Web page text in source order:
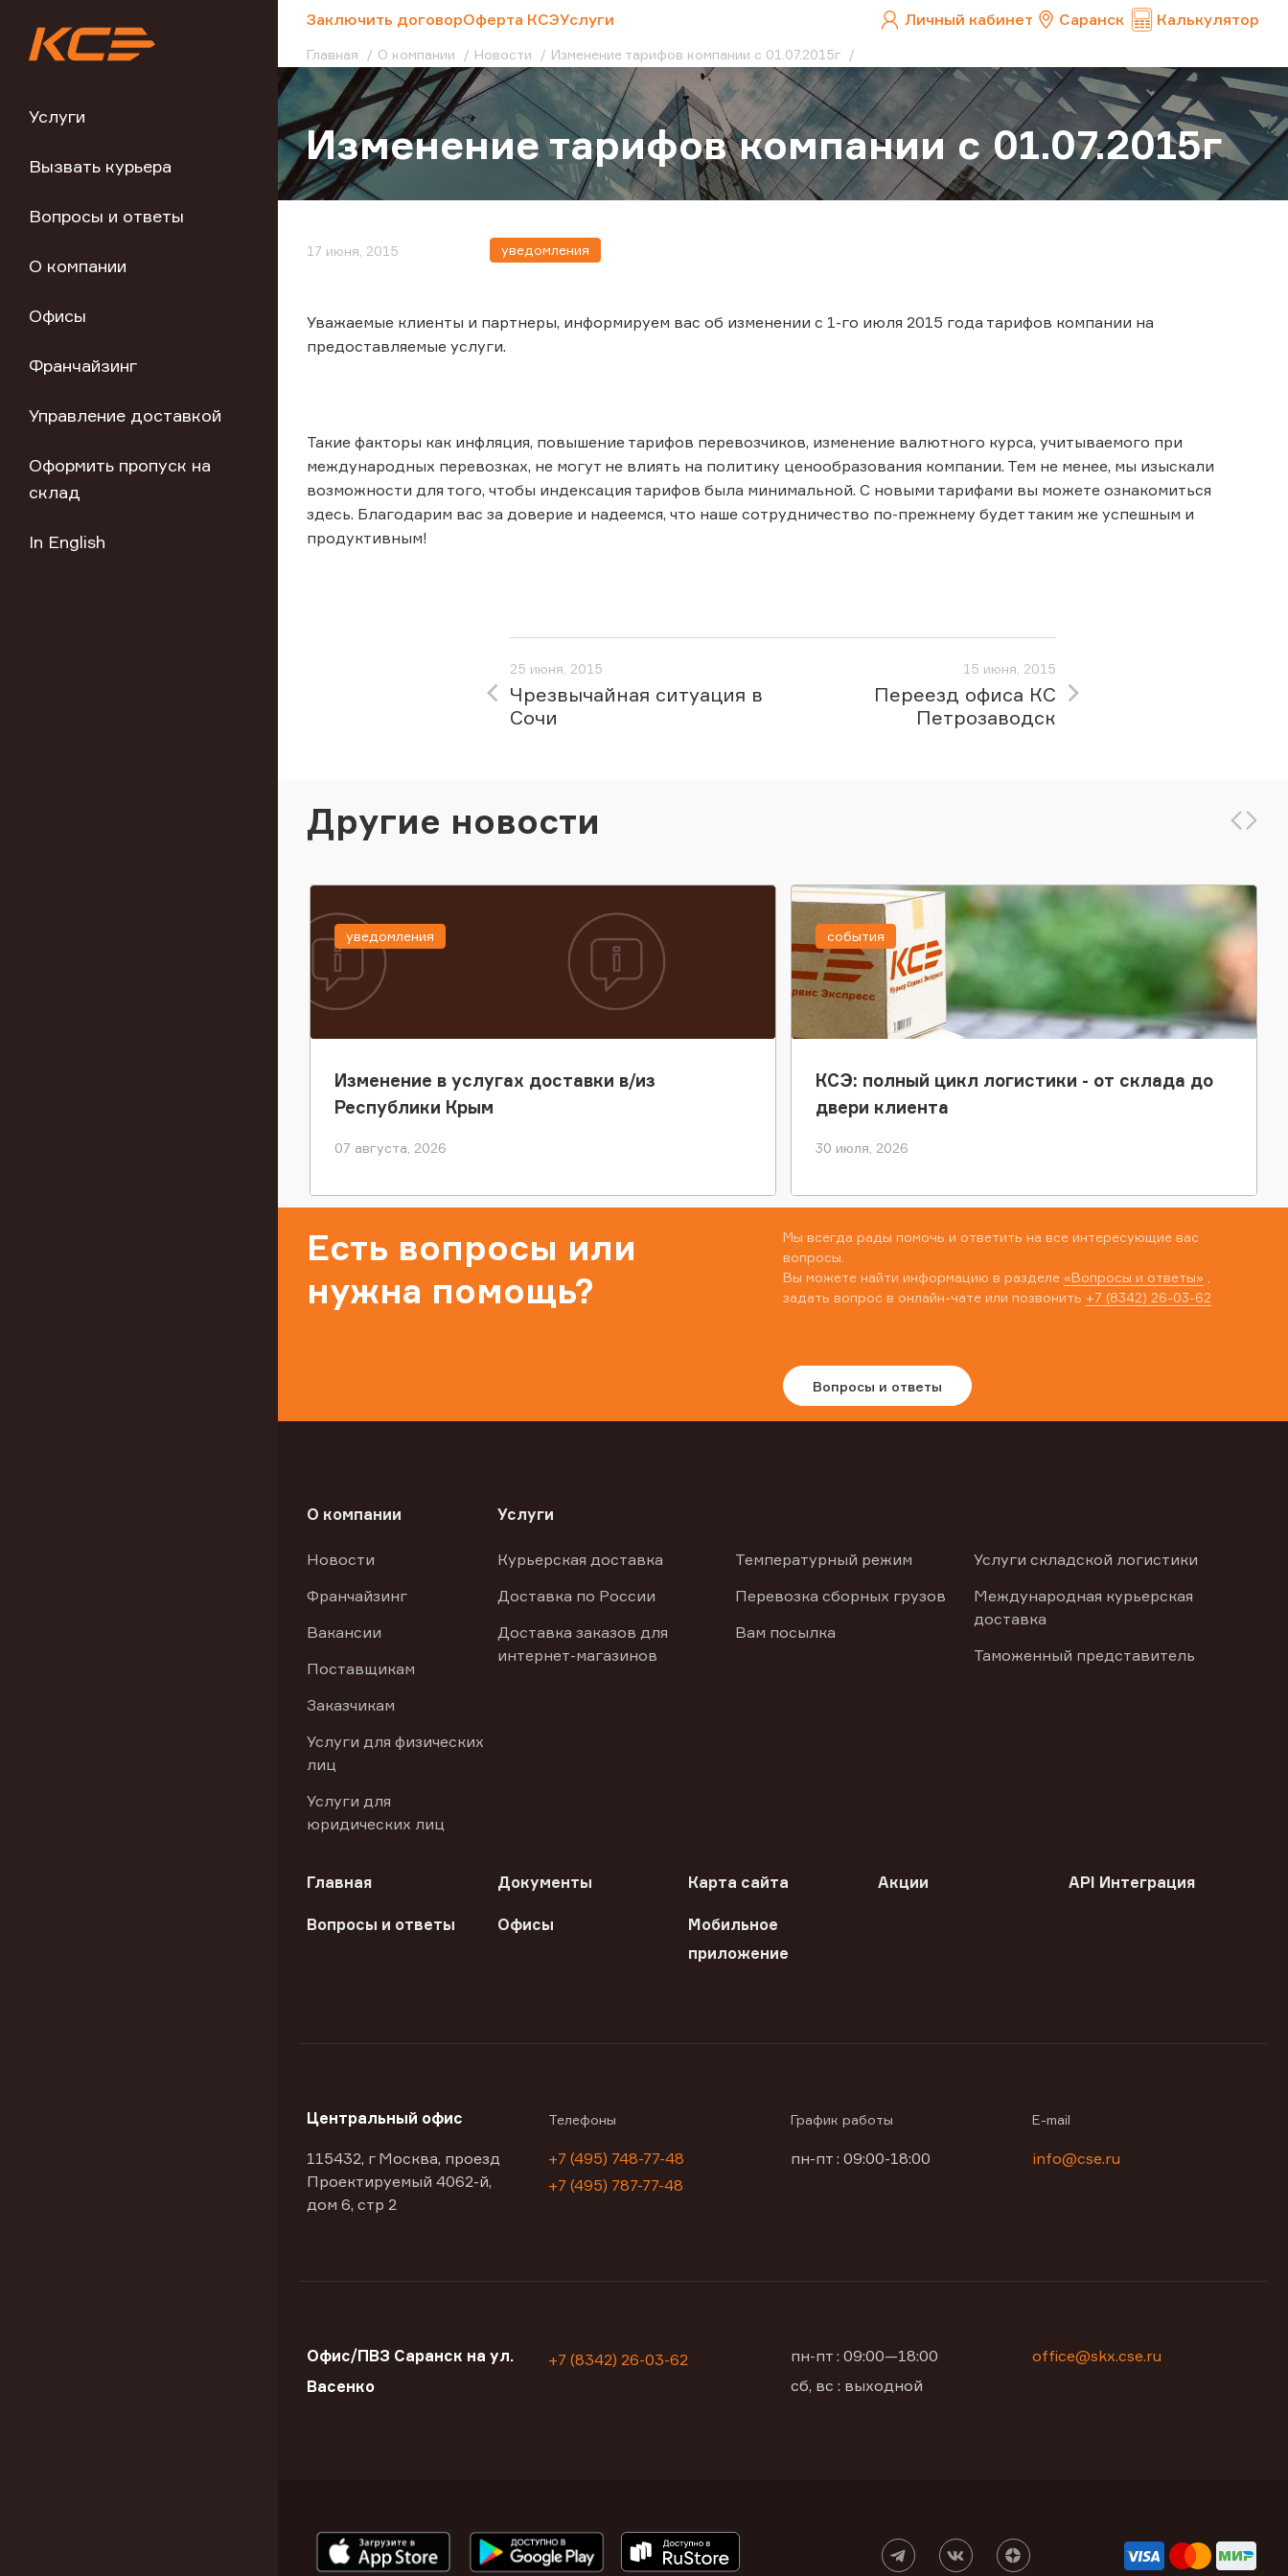
Услуги
Вызвать курьера
Вопросы и ответы
О компании
Офисы
Франчайзинг
Управление доставкой
Оформить пропуск на
склад
In English
Заключить договорОферта КСЭУслуги Личный кабинет Саранск Калькулятор
Главная О компании Новости Изменение тарифов компании с 01.07.2015г
Изменение тарифов компании с 01.07.2015г
17 июня, 2015 уведомления
Уважаемые клиенты и партнеры, информируем вас об изменении с 1-го июля 2015 года тарифов компании на
предоставляемые услуги.
Такие факторы как инфляция, повышение тарифов перевозчиков, изменение валютного курса, учитываемого при
международных перевозках, не могут не влиять на политику ценообразования компании. Тем не менее, мы изыскали
возможности для того, чтобы индексация тарифов была минимальной. С новыми тарифами вы можете ознакомиться
здесь. Благодарим вас за доверие и надеемся, что наше сотрудничество по-прежнему будет таким же успешным и
продуктивным!
25 июня, 2015
Чрезвычайная ситуация в
Сочи
15 июня, 2015
Переезд офиса КС
Петрозаводск
Другие новости
Изменение в услугах доставки в/из
Республики Крым
07 августа, 2026
уведомления
КСЭ: полный цикл логистики - от склада до
двери клиента
30 июля, 2026
события
Есть вопросы или
нужна помощь?
Мы всегда рады помочь и ответить на все интересующие вас
вопросы.
Вы можете найти информацию в разделе «Вопросы и ответы»
задать вопрос в онлайн-чате или позвонить +7 (8342) 26-03-62
Вопросы и ответы
О компании
Новости
Франчайзинг
Вакансии
Поставщикам
Заказчикам
Услуги для физических
лиц
Услуги для
юридических лиц
Услуги
Курьерская доставка
Доставка по России
Доставка заказов для
интернет-магазинов
Температурный режим
Перевозка сборных грузов
Вам посылка
Услуги складской логистики
Международная курьерская
доставка
Таможенный представитель
Главная Документы Карта сайта Акции API Интеграция
Вопросы и ответы Офисы
Мобильное
приложение
Центральный офис
115432, г Москва, проезд
Проектируемый 4062-й,
дом 6, стр 2
Телефоны
+7 (495) 748-77-48
+7 (495) 787-77-48
График работы
пн-пт : 09:00-18:00
E-mail
info@cse.ru
Офис/ПВЗ Саранск на ул.
Васенко
+7 (8342) 26-03-62
пн-пт : 09:00—18:00
сб, вс : выходной
office@skx.cse.ru